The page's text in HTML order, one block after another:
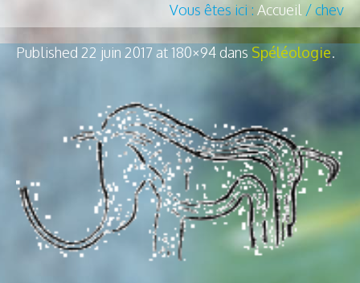
Vous êtes ici : Accueil /chev
Published 22 juin 2017 at 180×94 dans Spéléologie.